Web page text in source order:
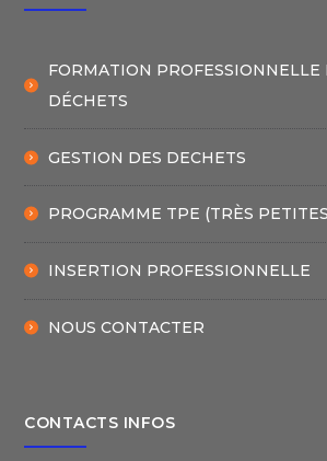
FORMATION PROFESSIONNELLE
DÉCHETS
GESTION DES DECHETS
PROGRAMME TPE (TRÈS
INSERTION PROFESSIONNELLE
NOUS CONTACTER
CONTACTS INFOS